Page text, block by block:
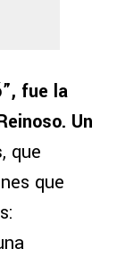
fue la
Un
, que
que